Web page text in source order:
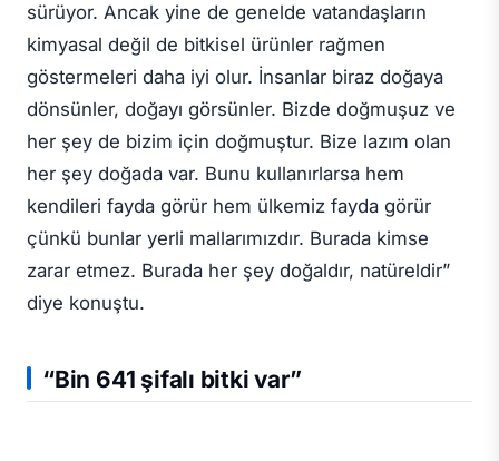
sürüyor. Ancak yine de genelde vatandaşların
kimyasal değil de bitkisel ürünler rağmen
göstermeleri daha iyi olur. İnsanlar biraz doğaya
dönsünler, doğayı görsünler. Bizde doğmuşuz ve
her şey de bizim için doğmuştur. Bize lazım olan
her şey doğada var. Bunu kullanırlarsa hem
kendileri fayda görür hem ülkemiz fayda görür
çünkü bunlar yerli mallarımızdır. Burada kimse
zarar etmez. Burada her şey doğaldır, natüreldir”
diye konuştu.
“Bin 641 şifalı bitki var”